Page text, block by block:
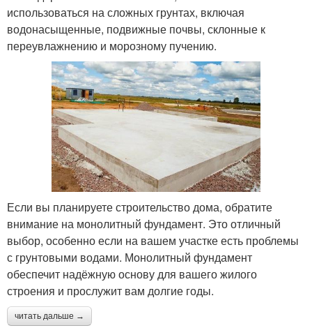
использоваться на сложных грунтах, включая
водонасыщенные, подвижные почвы, склонные к
переувлажнению и морозному пучению.
Если вы планируете строительство дома, обратите
внимание на монолитный фундамент. Это отличный
выбор, особенно если на вашем участке есть проблемы
с грунтовыми водами. Монолитный фундамент
обеспечит надёжную основу для вашего жилого
строения и прослужит вам долгие годы.
читать дальше →